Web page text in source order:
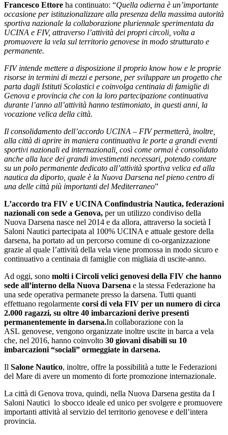
Francesco Ettore ha continuato: “Quella odierna è un’importante
occasione per istituzionalizzare alla presenza della massima autorità
sportiva nazionale la collaborazione pluriennale sperimentata da
UCINA e FIV, attraverso l’attività dei propri circoli, volta a
promuovere la vela sul territorio genovese in modo strutturato e
permanente.
FIV intende mettere a disposizione il proprio know how e le proprie
risorse in termini di mezzi e persone, per sviluppare un progetto che
parta dagli Istituti Scolastici e coinvolga centinaia di famiglie di
Genova e provincia che con la loro partecipazione continuativa
durante l’anno all’attività hanno testimoniato, in questi anni, la
vocazione velica della città.
Il consolidamento dell’accordo UCINA – FIV permetterà, inoltre,
alla città di aprire in maniera continuativa le porte a grandi eventi
sportivi nazionali ed internazionali, così come ormai è consolidato
anche alla luce dei grandi investimenti necessari, potendo contare
su un polo permanente dedicato all’attività sportiva velica ed alla
nautica da diporto, quale è la Nuova Darsena nel pieno centro di
una delle città più importanti del Mediterraneo”
L’accordo tra FIV e UCINA Confindustria Nautica, federazioni
nazionali con sede a Genova, per un utilizzo condiviso della
Nuova Darsena nasce nel 2014 e da allora, attraverso la società I
Saloni Nautici partecipata al 100% UCINA e attuale gestore della
darsena, ha portato ad un percorso comune di co-organizzazione
grazie al quale l’attività della vela viene promossa in modo sicuro e
continuativo a centinaia di famiglie con migliaia di uscite-anno.
Ad oggi, sono molti i Circoli velici genovesi della FIV che hanno
sede all’interno della Nuova Darsena e la stessa Federazione ha
una sede operativa permanete presso la darsena. Tutti quanti
effettuano regolarmente corsi di vela FIV per un numero di circa
2.000 ragazzi, su oltre 40 imbarcazioni derive presenti
permanentemente in darsena.In collaborazione con la
ASL genovese, vengono organizzate inoltre uscite in barca a vela
che, nel 2016, hanno coinvolto 30 giovani disabili su 10
imbarcazioni “sociali” ormeggiate in darsena.
Il Salone Nautico, inoltre, offre la possibilità a tutte le Federazioni
del Mare di avere un momento di forte promozione internazionale.
La città di Genova trova, quindi, nella Nuova Darsena gestita da I
Saloni Nautici lo sbocco ideale ed unico per svolgere e promuovere
importanti attività al servizio del territorio genovese e dell’intera
provincia.